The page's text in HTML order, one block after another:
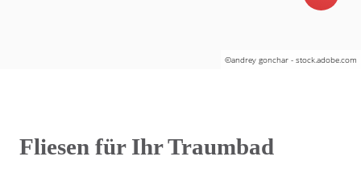
©andrey gonchar - stock.adobe.com
Fliesen für Ihr Traumbad